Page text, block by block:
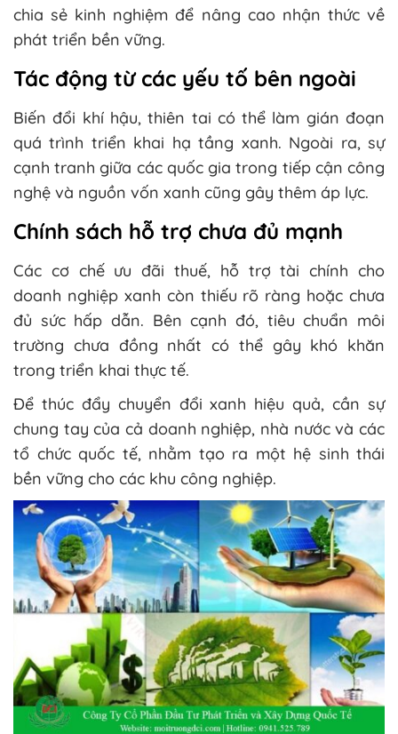
chia sẻ kinh nghiệm để nâng cao nhận thức về
phát triển bền vững.
Tác động từ các yếu tố bên ngoài
Biến đổi khí hậu, thiên tai có thể làm gián đoạn
quá trình triển khai hạ tầng xanh. Ngoài ra, sự
cạnh tranh giữa các quốc gia trong tiếp cận công
nghệ và nguồn vốn xanh cũng gây thêm áp lực.
Chính sách hỗ trợ chưa đủ mạnh
Các cơ chế ưu đãi thuế, hỗ trợ tài chính cho
doanh nghiệp xanh còn thiếu rõ ràng hoặc chưa
đủ sức hấp dẫn. Bên cạnh đó, tiêu chuẩn môi
trường chưa đồng nhất có thể gây khó khăn
trong triển khai thực tế.
Để thúc đẩy chuyển đổi xanh hiệu quả, cần sự
chung tay của cả doanh nghiệp, nhà nước và các
tổ chức quốc tế, nhằm tạo ra một hệ sinh thái
bền vững cho các khu công nghiệp.